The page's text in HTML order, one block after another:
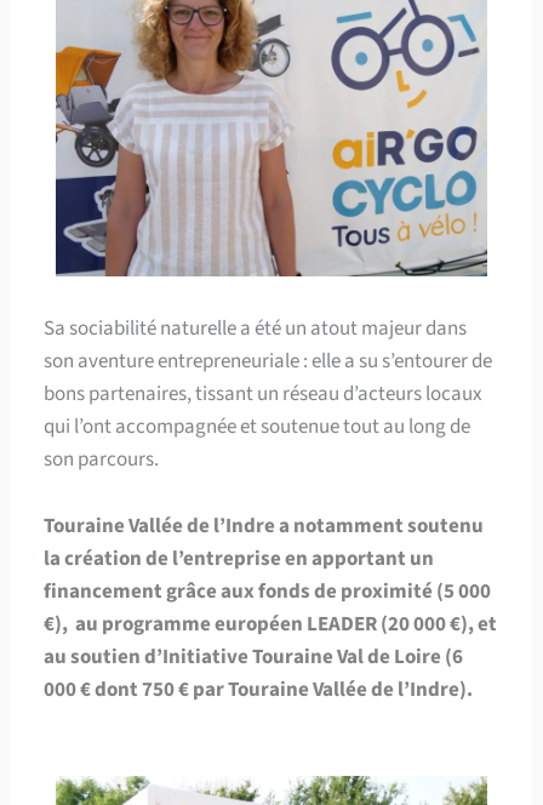
Sa sociabilité naturelle a été un atout majeur dans
son aventure entrepreneuriale : elle a su s’entourer de
bons partenaires, tissant un réseau d’acteurs locaux
qui l’ont accompagnée et soutenue tout au long de
son parcours.
Touraine Vallée de l’Indre a notamment soutenu
la création de l’entreprise en apportant un
financement grâce aux fonds de proximité (5 000
€), au programme européen LEADER (20 000 €), et
au soutien d’Initiative Touraine Val de Loire (6
000 € dont 750 € par Touraine Vallée de l’Indre).